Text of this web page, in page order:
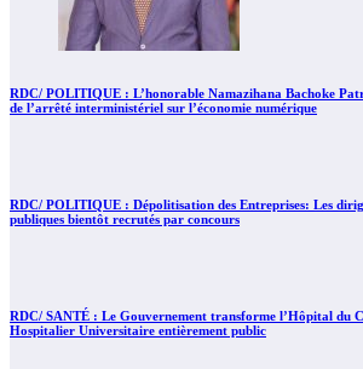
RDC/ POLITIQUE : L’honorable Namazihana Bachoke
de l’arrêté interministériel sur l’économie numérique
RDC/ POLITIQUE : Dépolitisation des Entreprises: Les
publiques bientôt recrutés par concours
RDC/ SANTÉ : Le Gouvernement transforme l’Hôpital du
Hospitalier Universitaire entièrement public